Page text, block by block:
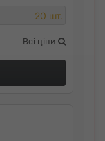
20 шт.
Всі ціни